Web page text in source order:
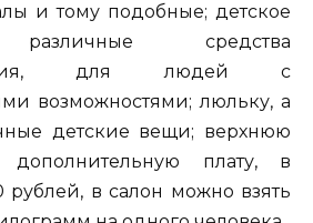
и тому подобные; детское
средства
для людей с
возможностями; люльку, а
детские вещи; верхнюю
плату, в
рублей, в салон можно взять